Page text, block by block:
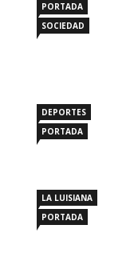
PORTADA
SOCIEDAD
DEPORTES
PORTADA
LA LUISIANA
PORTADA